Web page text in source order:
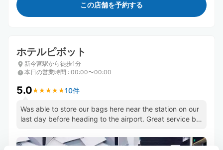
この店舗を予約する
ホテルピボット
新今宮駅から徒歩1分
本日の営業時間 : 00:00〜00:00
5.0★ ★ ★ ★ ★
★ ★ ★ ★ ★10件
Was able to store our bags here near the station on our
last day before heading to the airport. Great service by